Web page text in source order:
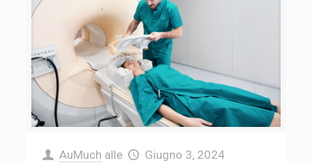
AuMuch alle Giugno 3, 2024